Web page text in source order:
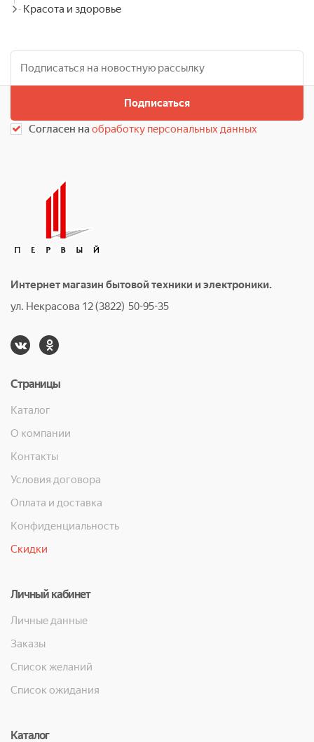
Красота и здоровье
Подписаться
Согласен наобработку персональных данных
Интернет магазин бытовой техники и электроники.
ул. Некрасова 12 (3822) 50-95-35
Страницы
Каталог
О компании
Контакты
Условия договора
Оплата и доставка
Конфиденциальность
Скидки
Личный кабинет
Личные данные
Заказы
Список желаний
Список ожидания
Каталог